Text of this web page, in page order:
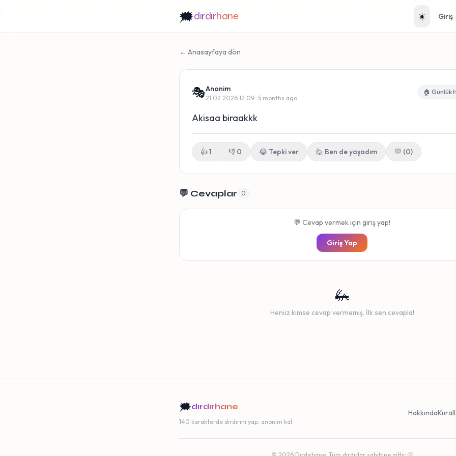
🗯️dırdırhane ☀️ Giriş
← Anasayfaya dön
🎭Anonim
21.02.2026 12:09 · 5 months ago
🏠 Günlük
Akisaa biraakkk
👍1 👎 0 😂 Tepki ver 🙋 Ben de yaşadım 💬 (0)
💬 Cevaplar 0
💬 Cevap vermek için giriş yap!
Giriş Yap
🦗
Henüz kimse cevap vermemiş. İlk sen cevapla!
🗯️dırdırhane
140 karakterde dırdırını yap, anonim kal.
Hakkında